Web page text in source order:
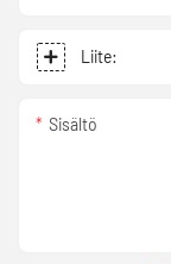
Liite:
Sisältö